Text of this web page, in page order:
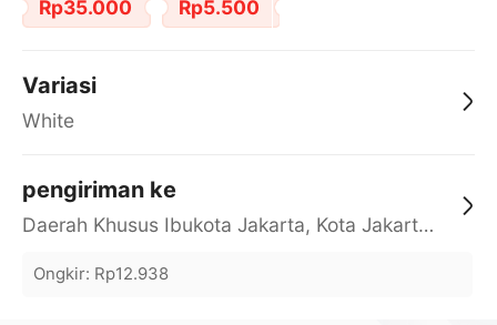
Rp35.000 Rp5.500
Variasi
White
pengiriman ke
Daerah Khusus Ibukota Jakarta, Kota Jakarta Barat, Cengkareng, yy
Ongkir: Rp12.938